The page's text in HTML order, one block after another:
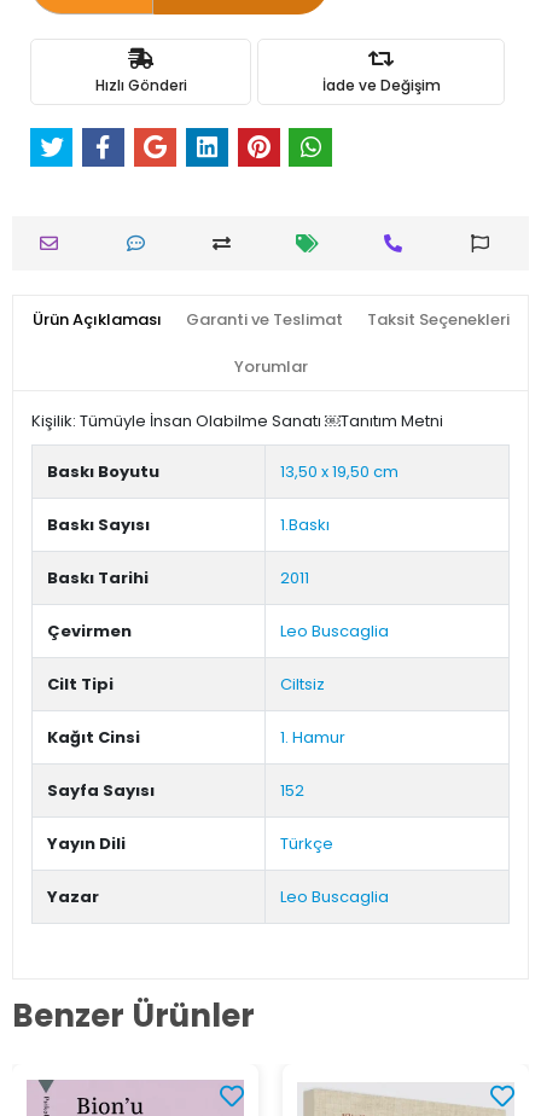
Hızlı Gönderi İade ve Değişim
Ürün Açıklaması Garanti ve Teslimat Taksit Seçenekleri
Yorumlar
Kişilik: Tümüyle İnsan Olabilme Sanatı ￼Tanıtım Metni
Baskı Boyutu 13,50 x 19,50 cm
Baskı Sayısı 1.Baskı
Baskı Tarihi 2011
Çevirmen Leo Buscaglia
Cilt Tipi Ciltsiz
Kağıt Cinsi 1. Hamur
Sayfa Sayısı 152
Yayın Dili Türkçe
Yazar Leo Buscaglia
Benzer Ürünler